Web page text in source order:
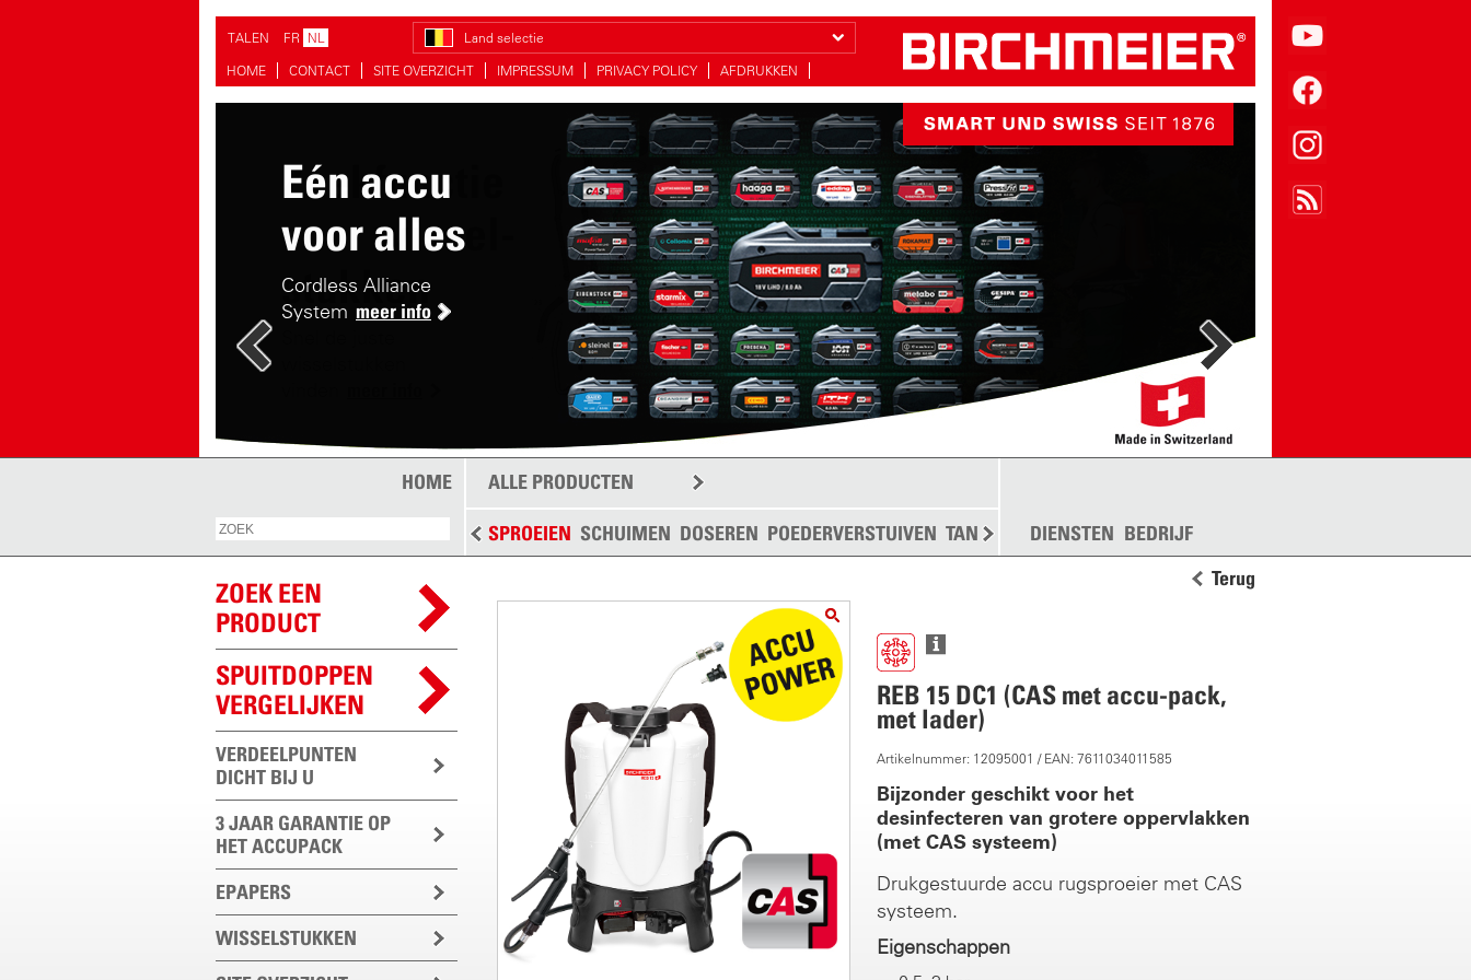
TALEN FR NL
Land selectie
HOME
CONTACT SITE OVERZICHT IMPRESSUM PRIVACY POLICY AFDRUKKEN
Eén accu
voor alles
Cordless Alliance
System meer info
Zoekfunctie
voor wissel-
stukken
HOME ALLE PRODUCTEN
SPROEIEN SCHUIMEN DOSEREN POEDERVERSTUIVEN TANKEN STROOIEN MEER
DIENSTEN BEDRIJF
ZOEK EEN
PRODUCT
SPUITDOPPEN
VERGELIJKEN
VERDEELPUNTEN
DICHT BIJ U
3 JAAR GARANTIE OP
HET ACCUPACK
EPAPERS
WISSELSTUKKEN
Terug
REB 15 DC1 (CAS met accu-pack,
met lader)
Artikelnummer: 12095001 / EAN: 7611034011585
Bijzonder geschikt voor het
desinfecteren van grotere oppervlakken
(met CAS systeem)
Drukgestuurde accu rugsproeier met CAS
systeem.
Eigenschappen